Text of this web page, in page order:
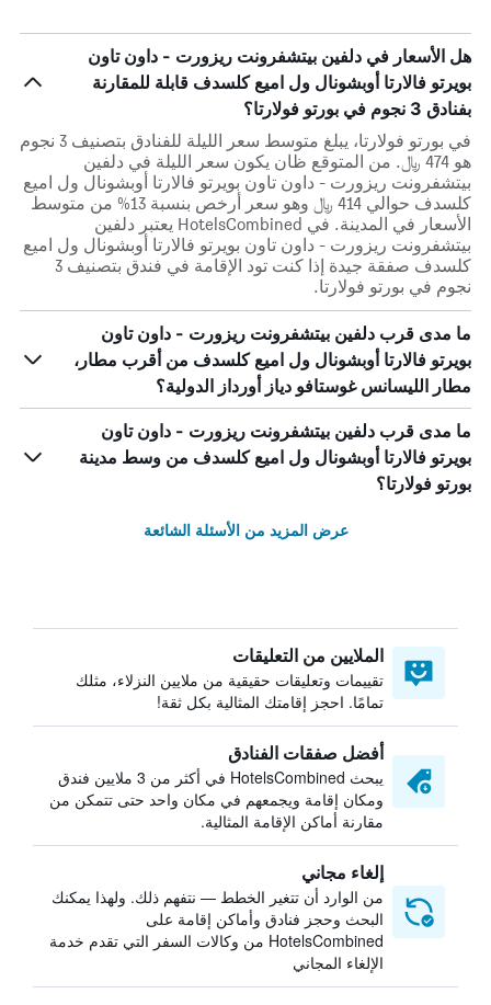
هل الأسعار في دلفين بيتشفرونت ريزورت - داون تاون
بويرتو فالارتا أوبشونال ول اميع كلسدف قابلة للمقارنة
بفنادق 3 نجوم في بورتو فولارتا؟
في بورتو فولارتا، يبلغ متوسط ​​سعر الليلة للفنادق بتصنيف 3 نجوم
هو 474 ﷼. من المتوقع ظان يكون سعر الليلة في دلفين
بيتشفرونت ريزورت - داون تاون بويرتو فالارتا أوبشونال ول اميع
كلسدف حوالي 414 ﷼ وهو سعر أرخص بنسبة 13% من متوسط
الأسعار في المدينة. في HotelsCombined يعتبر دلفين
بيتشفرونت ريزورت - داون تاون بويرتو فالارتا أوبشونال ول اميع
كلسدف صفقة جيدة إذا كنت تود الإقامة في فندق بتصنيف 3
نجوم في بورتو فولارتا.
ما مدى قرب دلفين بيتشفرونت ريزورت - داون تاون
بويرتو فالارتا أوبشونال ول اميع كلسدف من أقرب مطار،
مطار الليسانس غوستافو دياز أورداز الدولية؟
ما مدى قرب دلفين بيتشفرونت ريزورت - داون تاون
بويرتو فالارتا أوبشونال ول اميع كلسدف من وسط مدينة
بورتو فولارتا؟
عرض المزيد من الأسئلة الشائعة
الملايين من التعليقات
تقييمات وتعليقات حقيقية من ملايين النزلاء، مثلك
تمامًا. احجز إقامتك المثالية بكل ثقة!
أفضل صفقات الفنادق
يبحث HotelsCombined في أكثر من 3 ملايين فندق
ومكان إقامة ويجمعهم في مكان واحد حتى تتمكن من
مقارنة أماكن الإقامة المثالية.
إلغاء مجاني
من الوارد أن تتغير الخطط — نتفهم ذلك. ولهذا يمكنك
البحث وحجز فنادق وأماكن إقامة على
HotelsCombined من وكالات السفر التي تقدم خدمة
الإلغاء المجاني